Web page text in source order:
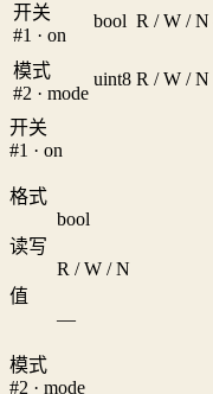
开关
#1 · on
bool R / W / N
模式
#2 · mode
uint8 R / W / N
开关
#1 · on
格式
bool
读写
R / W / N
值
—
模式
#2 · mode